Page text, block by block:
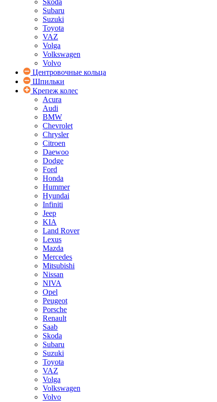
Skoda
Subaru
Suzuki
Toyota
VAZ
Volga
Volkswagen
Volvo
Центровочные кольца
Шпильки
Крепеж колес
Acura
Audi
BMW
Chevrolet
Chrysler
Citroen
Daewoo
Dodge
Ford
Honda
Hummer
Hyundai
Infiniti
Jeep
KIA
Land Rover
Lexus
Mazda
Mercedes
Mitsubishi
Nissan
NIVA
Opel
Peugeot
Porsche
Renault
Saab
Skoda
Subaru
Suzuki
Toyota
VAZ
Volga
Volkswagen
Volvo